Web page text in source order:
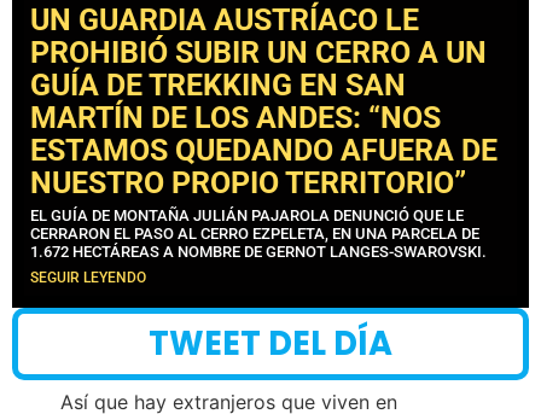
UN GUARDIA AUSTRÍACO LE
PROHIBIÓ SUBIR UN CERRO A UN
GUÍA DE TREKKING EN SAN
MARTÍN DE LOS ANDES: “NOS
ESTAMOS QUEDANDO AFUERA DE
NUESTRO PROPIO TERRITORIO”
EL GUÍA DE MONTAÑA JULIÁN PAJAROLA DENUNCIÓ QUE LE
CERRARON EL PASO AL CERRO EZPELETA, EN UNA PARCELA DE
1.672 HECTÁREAS A NOMBRE DE GERNOT LANGES-SWAROVSKI.
SEGUIR LEYENDO
TWEET DEL DÍA
Así que hay extranjeros que viven en